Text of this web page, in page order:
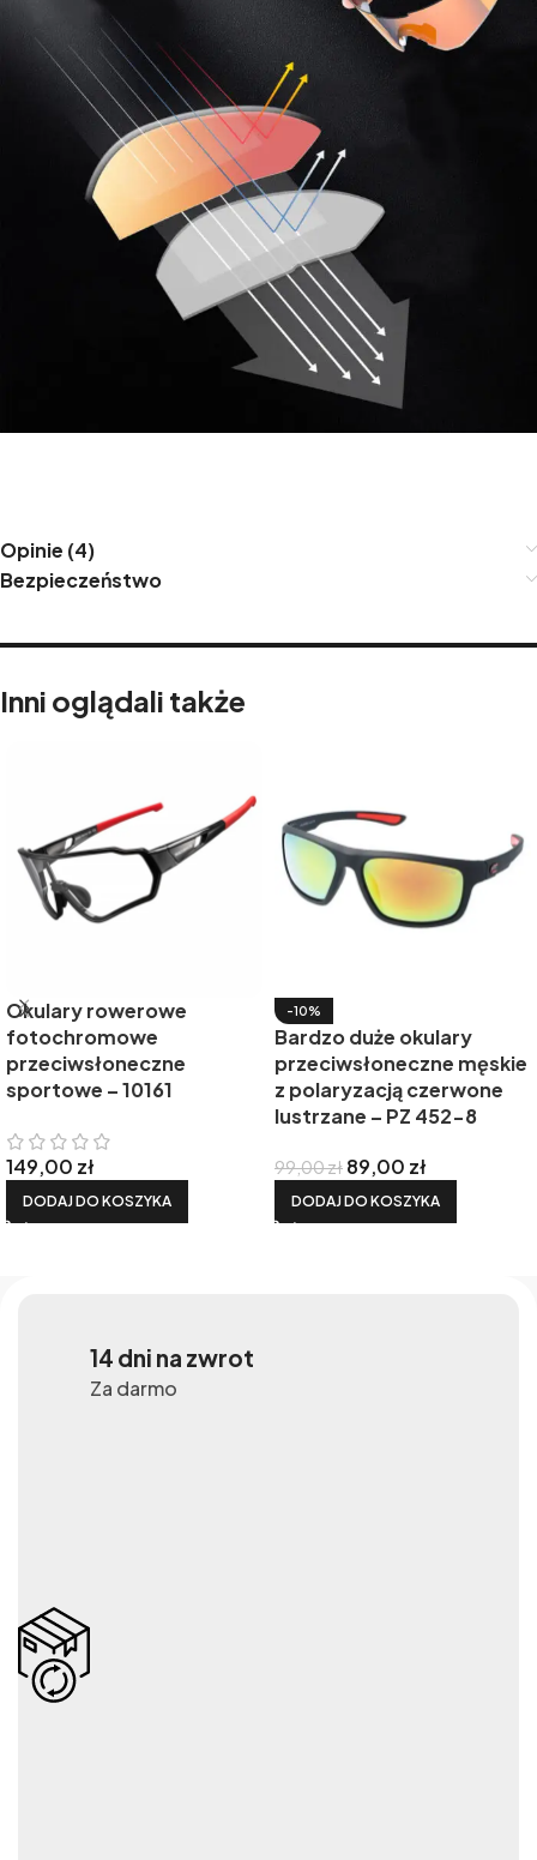
Opinie (4)
Bezpieczeństwo
Inni oglądali także
Okulary rowerowe
fotochromowe
przeciwsłoneczne
sportowe – 10161
149,00 zł
DODAJ DO KOSZYKA
-10%
Bardzo duże okulary
przeciwsłoneczne męskie
z polaryzacją czerwone
lustrzane – PZ 452-8
99,00zł 89,00 zł
DODAJ DO KOSZYKA
14 dni na zwrot
Za darmo